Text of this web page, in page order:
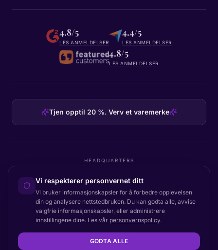
4.8/5
LES ANMELDELSER
4.4/5
LES ANMELDELSER
4.8/5
LES ANMELDELSER
Tjen opptil 20 %. Verv et varemerke
HEADQUARTERS
C/O GRROW, Pilestræde 52A
© 2026 Certainly. Alle rettigheter forbeholdt.
PersonvernDatabehandleravtale
Vi respekterer personvernet ditt
Vi bruker informasjonskapsler for å forbedre opplevelsen
din og analysere nettstedbruken. Du kan godta alle, avvise
valgfrie informasjonskapsler, eller administrere
innstillingene dine. Les vår personvernspolicy.
GODTA ALLE